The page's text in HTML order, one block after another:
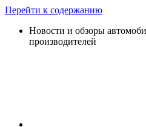
Перейти к содержанию
Новости и обзоры
производителей